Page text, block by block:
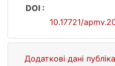
DOI :
10.17721/
Додаткові дані